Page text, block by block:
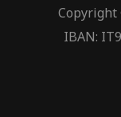
IBAN: